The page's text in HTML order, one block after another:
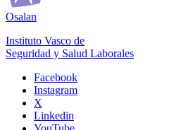
Osalan
Instituto Vasco de
Seguridad y Salud Laborales
Facebook
Instagram
X
Linkedin